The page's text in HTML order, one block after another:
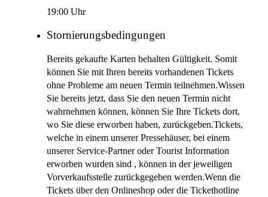
19:00 Uhr
Stornierungsbedingungen
Bereits gekaufte Karten behalten Gültigkeit. Somit
können Sie mit Ihren bereits vorhandenen Tickets
ohne Probleme am neuen Termin teilnehmen.Wissen
Sie bereits jetzt, dass Sie den neuen Termin nicht
wahrnehmen können, können Sie Ihre Tickets dort,
wo Sie diese erworben haben, zurückgeben.Tickets,
welche in einem unserer Pressehäuser, bei einem
unserer Service-Partner oder Tourist Information
erworben wurden sind , können in der jeweiligen
Vorverkaufsstelle zurückgegeben werden.Wenn die
Tickets über den Onlineshop oder die Tickethotline